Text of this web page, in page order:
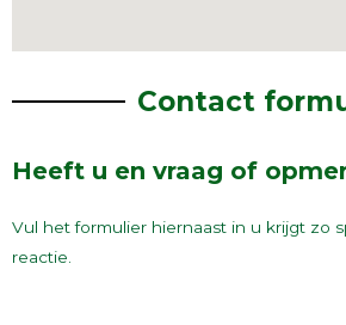
Contact
Heeft u en vraag of
Vul het formulier hiernaast in u krijgt zo
reactie.